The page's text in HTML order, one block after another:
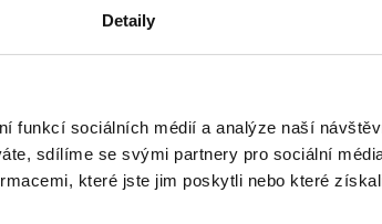
Detaily
funkcí sociálních médií a analýze naší
sdílíme se svými partnery pro sociální
které jste jim poskytli nebo které